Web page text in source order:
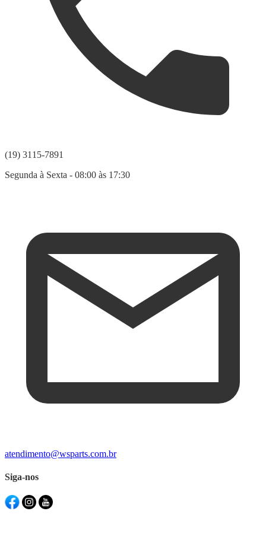
(19) 3115-7891
Segunda à Sexta - 08:00 às 17:30
atendimento@wsparts.com.br
Siga-nos